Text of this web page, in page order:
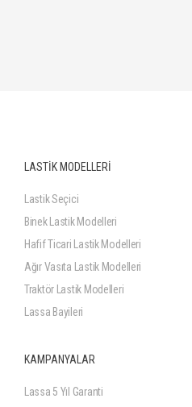
LASTİK MODELLERİ
Lastik Seçici
Binek Lastik Modelleri
Hafif Ticari Lastik Modelleri
Ağır Vasıta Lastik Modelleri
Traktör Lastik Modelleri
Lassa Bayileri
KAMPANYALAR
Lassa 5 Yıl Garanti